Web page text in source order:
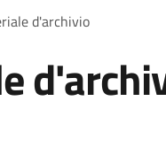
d'archivio